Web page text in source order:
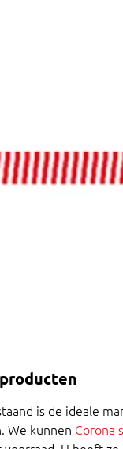
is de ideale
We kunnen Corona